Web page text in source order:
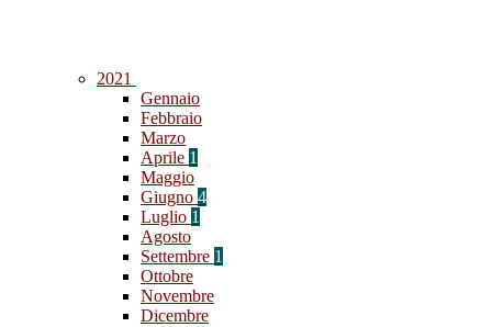
2021
Gennaio
Febbraio
Marzo
Aprile 1
Maggio
Giugno 4
Luglio 1
Agosto
Settembre 1
Ottobre
Novembre
Dicembre